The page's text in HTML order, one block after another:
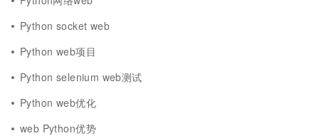
Python socket web
Python web项目
Python selenium web测试
Python web优化
web Python优势